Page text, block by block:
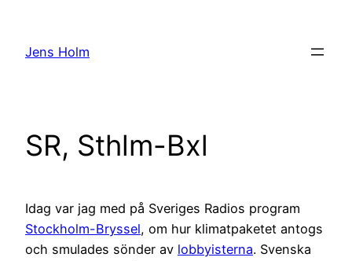
innehåll
Jens Holm
SR, Sthlm-Bxl
Idag var jag med på Sveriges Radios program
Stockholm-Bryssel, om hur klimatpaketet antogs
och smulades sönder av lobbyisterna. Svenska